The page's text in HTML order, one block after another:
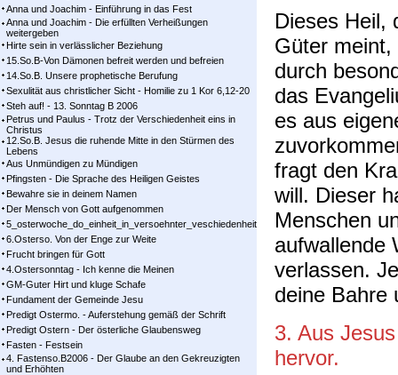
Anna und Joachim - Einführung in das Fest
Anna und Joachim - Die erfüllten Verheißungen
weitergeben
Hirte sein in verlässlicher Beziehung
15.So.B-Von Dämonen befreit werden und befreien
14.So.B. Unsere prophetische Berufung
Sexulität aus christlicher Sicht - Homilie zu 1 Kor 6,12-20
Steh auf! - 13. Sonntag B 2006
Petrus und Paulus - Trotz der Verschiedenheit eins in
Christus
12.So.B. Jesus die ruhende Mitte in den Stürmen des
Lebens
Aus Unmündigen zu Mündigen
Pfingsten - Die Sprache des Heiligen Geistes
Bewahre sie in deinem Namen
Der Mensch von Gott aufgenommen
5_osterwoche_do_einheit_in_versoehnter_veschiedenheit
6.Osterso. Von der Enge zur Weite
Frucht bringen für Gott
4.Ostersonntag - Ich kenne die Meinen
GM-Guter Hirt und kluge Schafe
Fundament der Gemeinde Jesu
Predigt Ostermo. - Auferstehung gemäß der Schrift
Predigt Ostern - Der österliche Glaubensweg
Fasten - Festsein
4. Fastenso.B2006 - Der Glaube an den Gekreuzigten
und Erhöhten
Dieses Heil,
Güter
durch
das
es aus
fragt den
will. Dieser
Menschen
aufwallende
verlassen.
deine Bahre
3. Aus
hervor.